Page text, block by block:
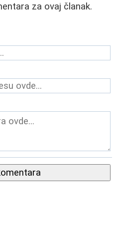
za ovaj članak.